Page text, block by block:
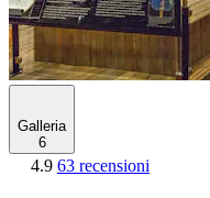
Galleria
6
4.9 63 recensioni